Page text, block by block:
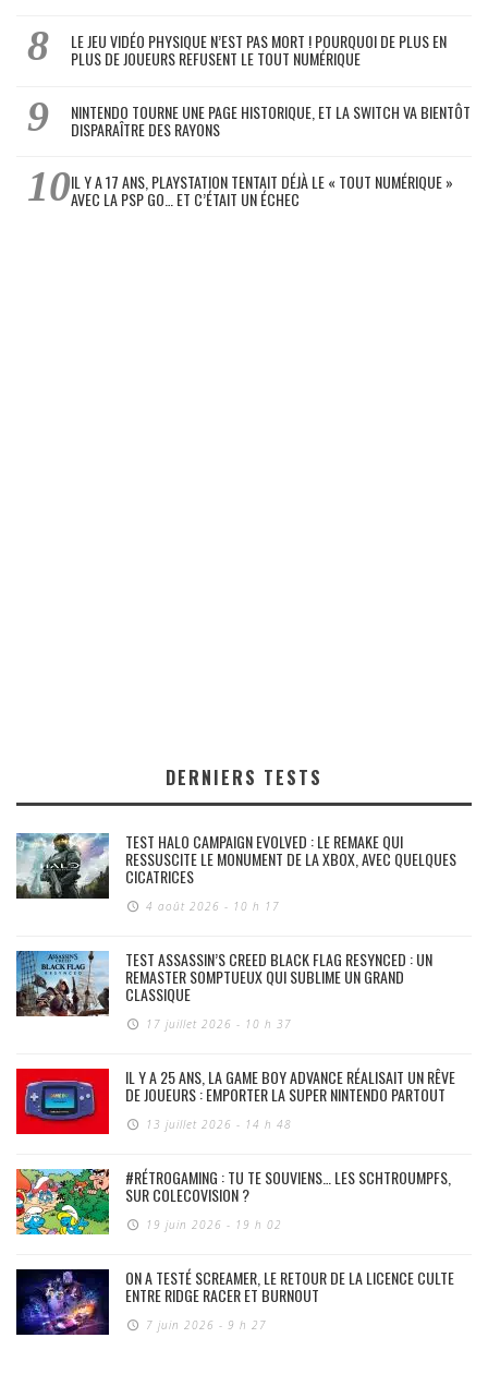
LE JEU VIDÉO PHYSIQUE N’EST PAS MORT ! POURQUOI DE PLUS EN
PLUS DE JOUEURS REFUSENT LE TOUT NUMÉRIQUE
NINTENDO TOURNE UNE PAGE HISTORIQUE, ET LA SWITCH VA BIENTÔT
DISPARAÎTRE DES RAYONS
IL Y A 17 ANS, PLAYSTATION TENTAIT DÉJÀ LE « TOUT NUMÉRIQUE »
AVEC LA PSP GO… ET C’ÉTAIT UN ÉCHEC
DERNIERS TESTS
TEST HALO CAMPAIGN EVOLVED : LE REMAKE QUI
RESSUSCITE LE MONUMENT DE LA XBOX, AVEC QUELQUES
CICATRICES
4 août 2026 - 10 h 17
TEST ASSASSIN’S CREED BLACK FLAG RESYNCED : UN
REMASTER SOMPTUEUX QUI SUBLIME UN GRAND
CLASSIQUE
17 juillet 2026 - 10 h 37
IL Y A 25 ANS, LA GAME BOY ADVANCE RÉALISAIT UN RÊVE
DE JOUEURS : EMPORTER LA SUPER NINTENDO PARTOUT
13 juillet 2026 - 14 h 48
#RÉTROGAMING : TU TE SOUVIENS… LES SCHTROUMPFS,
SUR COLECOVISION ?
19 juin 2026 - 19 h 02
ON A TESTÉ SCREAMER, LE RETOUR DE LA LICENCE CULTE
ENTRE RIDGE RACER ET BURNOUT
7 juin 2026 - 9 h 27